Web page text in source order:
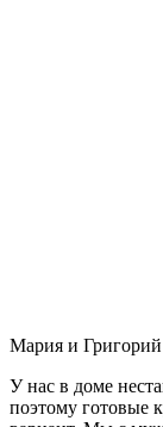
Мария и
У нас в доме
поэтому готовые